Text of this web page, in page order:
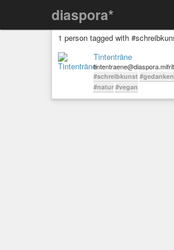
diaspora*
1 person tagged with
Tintenträne
#schreibkunst #gedanken
#natur #vegan